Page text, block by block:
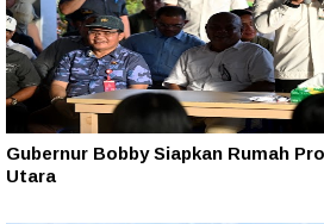
Gubernur Bobby Siapkan Rumah
Utara